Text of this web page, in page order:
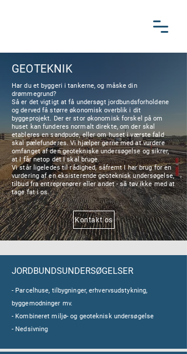
GEOTEKNIK
Har du et byggeri i tankerne, og måske din
drømmegrund?
Så er det vigtigt at få undersøgt jordbundsforholdene
og derved få større økonomisk overblik i dit
byggeprojekt. Der er stor økonomisk forskel på om
huset kan funderes normalt direkte, om der skal
etableres en sandpude, eller om huset i værste fald
skal pælefunderes. Vi hjælper gerne med at vurdere
omfanget af den geotekniske undersøgelse og sikrer,
at I får netop det I skal bruge.​
Vi står ligeledes til rådighed, såfremt I har brug for en
vurdering af en eksisterende geoteknisk undersøgelse,
tilbud fra entreprenører eller andet - så tøv ikke med at
tage fat i os.
Kontakt os
JORDBUNDSUNDERSØGELSER
- Parcelhuse, tilbygninger, erhvervsudstykning,
byggemodninger mv.
- Kombineret miljø- og geoteknisk undersøgelse
- Nedsivning